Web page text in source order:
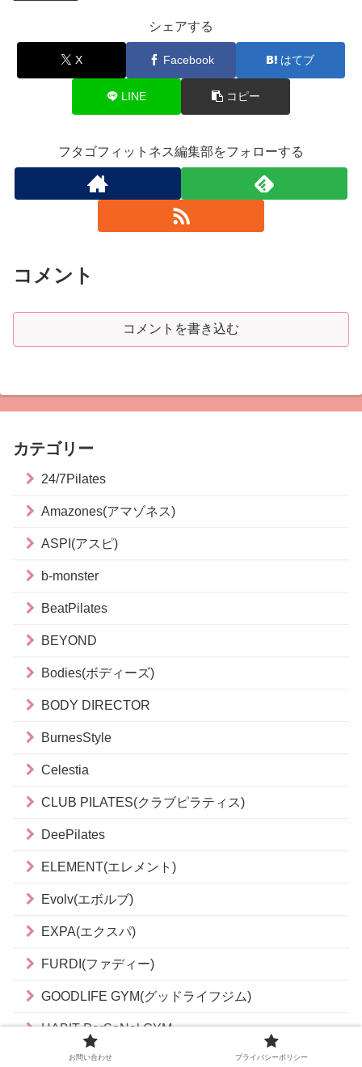
シェアする
X Facebook はてブ
LINE コピー
フタゴフィットネス編集部をフォローする
コメント
コメントを書き込む
カテゴリー
24/7Pilates
Amazones(アマゾネス)
ASPI(アスピ)
b-monster
BeatPilates
BEYOND
Bodies(ボディーズ)
BODY DIRECTOR
BurnesStyle
Celestia
CLUB PILATES(クラブピラティス)
DeePilates
ELEMENT(エレメント)
Evolv(エボルブ)
EXPA(エクスパ)
FURDI(ファディー)
GOODLIFE GYM(グッドライフジム)
HABIT PerSoNal GYM
La pilates
お問い合わせ プライバシーポリシー